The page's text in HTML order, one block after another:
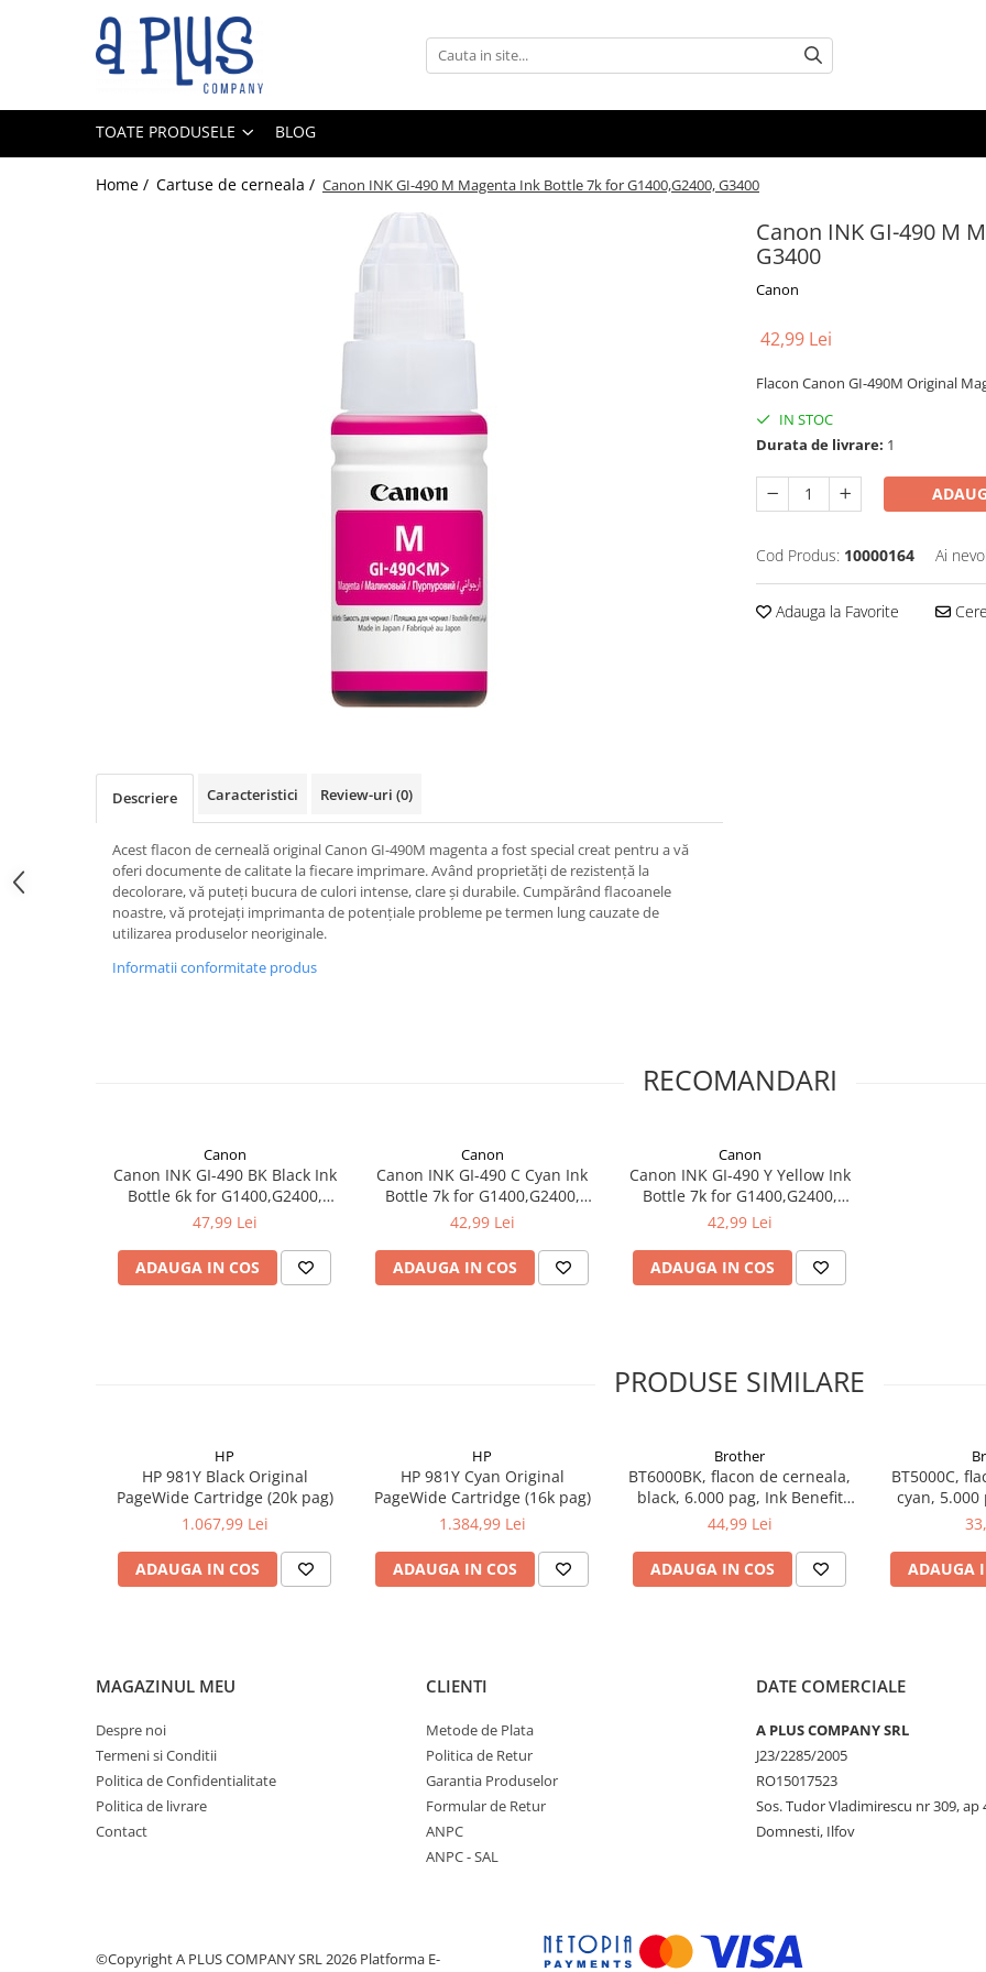
Toate Produsele
Cartuse toner
TOATE PRODUSELE BLOG
Home / Cartuse de cerneala / Canon INK GI-490 M Magenta Ink Bottle 7k for G1400,G2400, G3400
Canon INK GI-490 M
G3400
Canon
42,99 Lei
Flacon Canon GI-490M Original
IN STOC
Durata de livrare: 1
Cod Produs: 10000164 Ai
Adauga la Favorite
Descriere Caracteristici Review-uri (0)
Acest flacon de cerneală original Canon GI-490M magenta a fost special creat pentru a vă
oferi documente de calitate la fiecare imprimare. Având proprietăți de rezistență la
decolorare, vă puteți bucura de culori intense, clare și durabile. Cumpărând flacoanele
noastre, vă protejați imprimanta de potențiale probleme pe termen lung cauzate de
utilizarea produselor neoriginale.
Informatii conformitate produs
RECOMANDARI
Canon
Canon INK GI-490 BK Black Ink
Bottle 6k for G1400,G2400,
G3400
47,99 Lei
ADAUGA IN COS
Canon
Canon INK GI-490 C Cyan Ink
Bottle 7k for G1400,G2400,
G3400
42,99 Lei
ADAUGA IN COS
Canon
Canon INK GI-490 Y Yellow Ink
Bottle 7k for G1400,G2400,
G3400
42,99 Lei
ADAUGA IN COS
PRODUSE SIMILARE
HP
HP 981Y Black Original
PageWide Cartridge (20k pag)
1.067,99 Lei
ADAUGA IN COS
HP
HP 981Y Cyan Original
PageWide Cartridge (16k pag)
1.384,99 Lei
ADAUGA IN COS
Brother
BT6000BK, flacon de cerneala,
black, 6.000 pag, Ink Benefit
DCP-T300/T500W/T700W
44,99 Lei
ADAUGA IN COS
BT5000C,
cyan, 5.000
DCP-
ADAUGA
MAGAZINUL MEU
Despre noi
Termeni si Conditii
Politica de Confidentialitate
Politica de livrare
Contact
CLIENTI
Metode de Plata
Politica de Retur
Garantia Produselor
Formular de Retur
ANPC
ANPC - SAL
DATE COMERCIALE
A PLUS COMPANY SRL
J23/2285/2005
RO15017523
Sos. Tudor Vladimirescu nr 309, ap
Domnesti, Ilfov
©Copyright A PLUS COMPANY SRL 2026 Platforma E-